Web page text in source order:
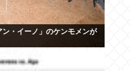
ン・イーノ」のケンモメンが